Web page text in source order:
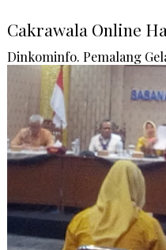
Cakrawala Online
Dinkominfo. Pemalang